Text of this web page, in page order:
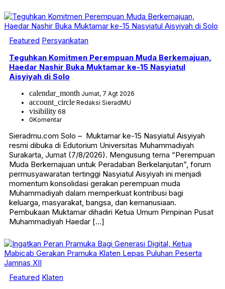
Featured Persyarikatan
Teguhkan Komitmen Perempuan Muda Berkemajuan,
Haedar Nashir Buka Muktamar ke-15 Nasyiatul
Aisyiyah di Solo
calendar_month Jumat, 7 Agt 2026
account_circle Redaksi SieradMU
visibility 68
0Komentar
Sieradmu.com Solo – Muktamar ke-15 Nasyiatul Aisyiyah
resmi dibuka di Edutorium Universitas Muhammadiyah
Surakarta, Jumat (7/8/2026). Mengusung tema “Perempuan
Muda Berkemajuan untuk Peradaban Berkelanjutan”, forum
permusyawaratan tertinggi Nasyiatul Aisyiyah ini menjadi
momentum konsolidasi gerakan perempuan muda
Muhammadiyah dalam memperkuat kontribusi bagi
keluarga, masyarakat, bangsa, dan kemanusiaan.
Pembukaan Muktamar dihadiri Ketua Umum Pimpinan Pusat
Muhammadiyah Haedar […]
Featured Klaten